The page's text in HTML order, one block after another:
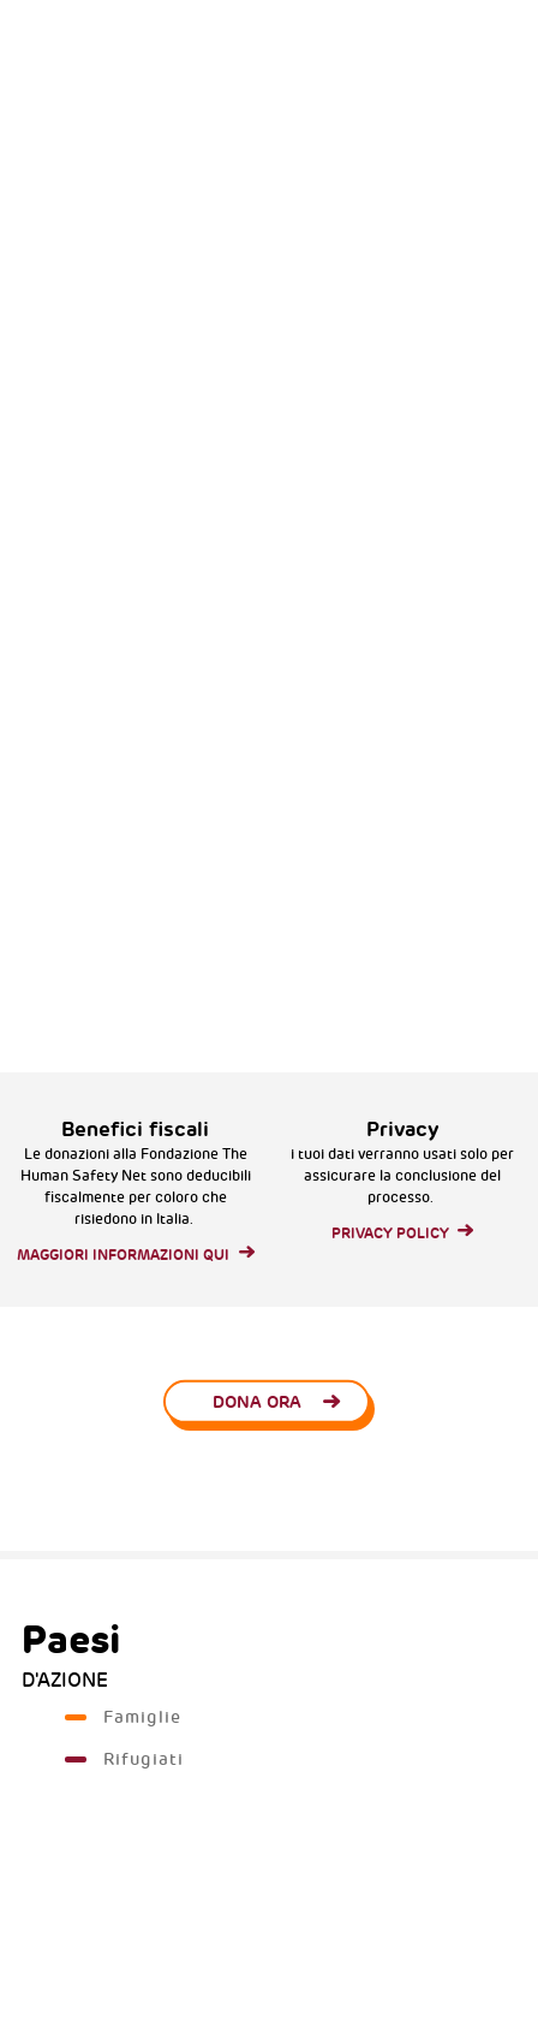
Benefici fiscali
Le donazioni alla Fondazione The
Human Safety Net sono deducibili
fiscalmente per coloro che
risiedono in Italia.
MAGGIORI INFORMAZIONI QUI
Privacy
i tuoi dati verranno usati solo per
assicurare la conclusione del
processo.
PRIVACY POLICY
DONA ORA
Paesi
D'AZIONE
Famiglie
Rifugiati